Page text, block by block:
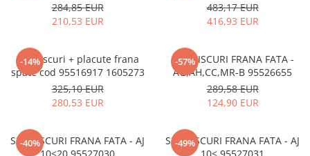
284,85 EUR
210,53 EUR
483,17 EUR
416,93 EUR
-14%
Set discuri + placute frana
spate cod 95516917 1605273
325,10 EUR
280,53 EUR
-57%
SET DISCURI FRANA FATA -
AG,AH,CC,MR-B 95526655
289,58 EUR
124,90 EUR
-40%
SET DISCURI FRANA FATA - AJ
-49%
SET DISCURI FRANA FATA - AJ